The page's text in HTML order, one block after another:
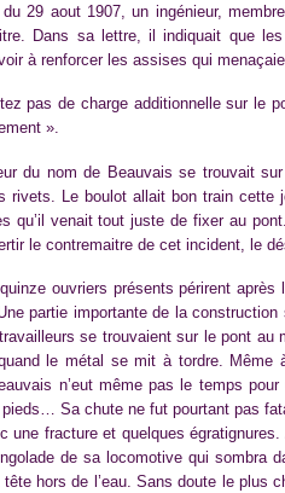
29 aout 1907, un ingénieur,
Dans sa lettre, il indiquait que
à renforcer les assises qui
pas de charge additionnelle sur le
».
du nom de Beauvais se trouvait
rivets. Le boulot allait bon train cette
qu’il venait tout juste de fixer au
le contremaitre de cet incident, le
ouvriers présents périrent
partie importante de la
se trouvaient sur le pont au
le métal se mit à tordre.
n’eut même pas le temps
Sa chute ne fut pourtant pas
une fracture et quelques
de sa locomotive qui sombra
tête hors de l’eau. Sans doute le plus